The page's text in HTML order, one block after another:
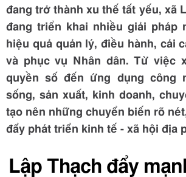
đang trở thành xu thế tất yếu, xã
đang triển khai nhiều giải pháp
hiệu quả quản lý, điều hành, cải
và phục vụ Nhân dân. Từ việc
quyền số đến ứng dụng công
sống, sản xuất, kinh doanh,
tạo nên những chuyển biến rõ
đẩy phát triển kinh tế - xã hội địa
Lập Thạch đẩy